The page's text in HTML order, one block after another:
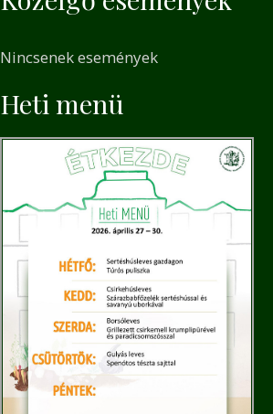
c
h
Nincsenek események
Heti menü